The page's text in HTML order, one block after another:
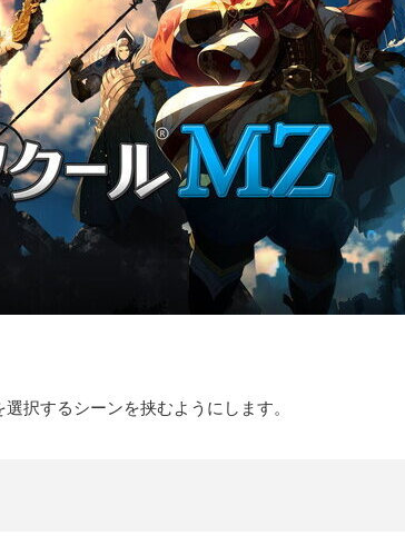
択するシーンを挟むようにします。